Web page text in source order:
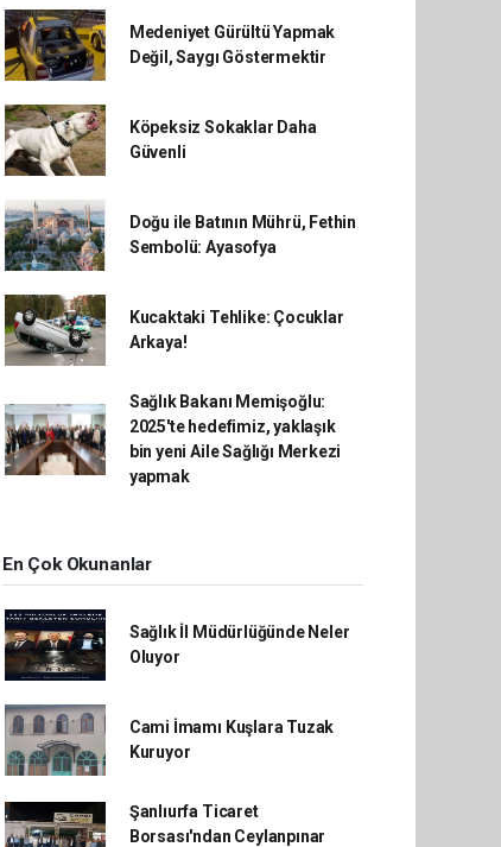
Medeniyet Gürültü Yapmak
Değil, Saygı Göstermektir
Köpeksiz Sokaklar Daha
Güvenli
Doğu ile Batının Mührü, Fethin
Sembolü: Ayasofya
Kucaktaki Tehlike: Çocuklar
Arkaya!
Sağlık Bakanı Memişoğlu:
2025'te hedefimiz, yaklaşık
bin yeni Aile Sağlığı Merkezi
yapmak
En Çok Okunanlar
Sağlık İl Müdürlüğünde Neler
Oluyor
Cami İmamı Kuşlara Tuzak
Kuruyor
Şanlıurfa Ticaret
Borsası'ndan Ceylanpınar